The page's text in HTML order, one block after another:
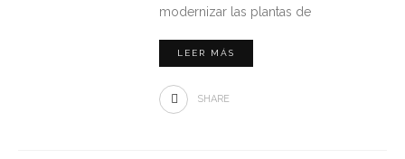
modernizar las plantas de
LEER MÁS
SHARE